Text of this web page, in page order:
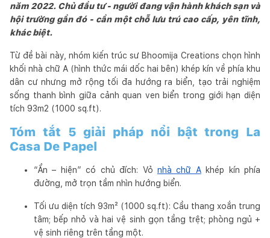
năm 2022. Chủ đầu tư - người đang vận hành khách sạn và
hội trường gần đó - cần một chỗ lưu trú cao cấp, yên tĩnh,
khác biệt.
Từ đề bài này, nhóm kiến trúc sư Bhoomija Creations chọn hình
khối nhà chữ A (hình thức mái dốc hai bên) khép kín về phía khu
dân cư nhưng mở rộng tối đa hướng ra biển, tạo trải nghiệm
sống thanh bình giữa cảnh quan ven biển trong giới hạn diện
tích 93m2 (1000 sq.ft).
Tóm tắt 5 giải pháp nổi bật trong La
Casa De Papel
“Ẩn – hiện” có chủ đích: Vỏ nhà chữ Akhép kín phía
đường, mở trọn tầm nhìn hướng biển.
Tối ưu diện tích 93m² (1000 sq.ft): Cầu thang xoắn trung
tâm; bếp nhỏ và hai vệ sinh gọn tầng trệt; phòng ngủ +
vệ sinh riêng trên tầng một.